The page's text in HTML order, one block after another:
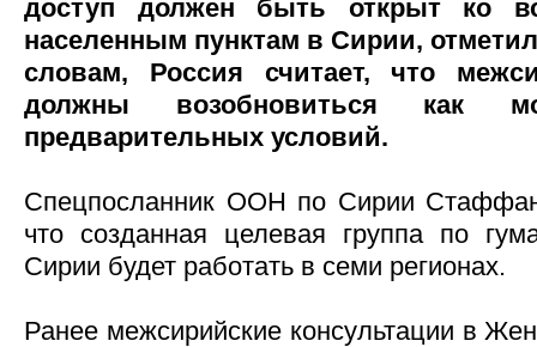
доступ должен быть открыт ко
населенным пунктам в Сирии,
словам, Россия считает, что
должны возобновиться как
предварительных условий.
Спецпосланник ООН по Сирии
что созданная целевая группа по
Сирии будет работать в семи регионах.
Ранее межсирийские консультации в